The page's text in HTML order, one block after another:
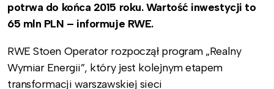
potrwa do końca 2015 roku.Wartość inwestycji to
65 mln PLN – informuje RWE.
RWE Stoen Operator rozpoczął program „Realny
Wymiar Energii”, który jest kolejnym etapem
transformacji warszawskiej sieci